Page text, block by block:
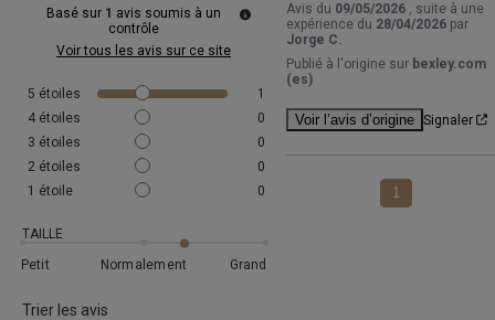
Basé sur 1 avis soumis à un
contrôle
Voir tous les avis sur ce site
5 étoiles
1
4 étoiles
0
3 étoiles
0
2 étoiles
0
1 étoile 0
TAILLE
Petit
Normalement Grand
Trier les avis
Avis du 09/05/2026 , suite à une
expérience du 28/04/2026 par
Jorge C.
Publié à l'origine sur bexley.com
(es)
Voir l’avis d’origine Signaler
1